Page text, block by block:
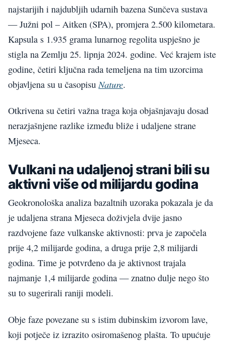
najstarijih i najdubljih udarnih bazena Sunčeva sustava
— Južni pol – Aitken (SPA), promjera 2.500 kilometara.
Kapsula s 1.935 grama lunarnog regolita uspješno je
stigla na Zemlju 25. lipnja 2024. godine. Već krajem iste
godine, četiri ključna rada temeljena na tim uzorcima
objavljena su u časopisu Nature.
Otkrivena su četiri važna traga koja objašnjavaju dosad
nerazjašnjene razlike između bliže i udaljene strane
Mjeseca.
Vulkani na udaljenoj strani bili su
aktivni više od milijardu godina
Geokronološka analiza bazaltnih uzoraka pokazala je da
je udaljena strana Mjeseca doživjela dvije jasno
razdvojene faze vulkanske aktivnosti: prva je započela
prije 4,2 milijarde godina, a druga prije 2,8 milijardi
godina. Time je potvrđeno da je aktivnost trajala
najmanje 1,4 milijarde godina — znatno dulje nego što
su to sugerirali raniji modeli.
Obje faze povezane su s istim dubinskim izvorom lave,
koji potječe iz izrazito osiromašenog plašta. To upućuje